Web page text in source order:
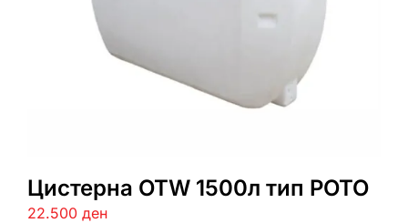
Цистерна ОТW 1500л тип РОТО
22.500 ден